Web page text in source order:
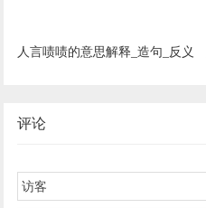
人言啧啧的意思解释_造句_反义
评论